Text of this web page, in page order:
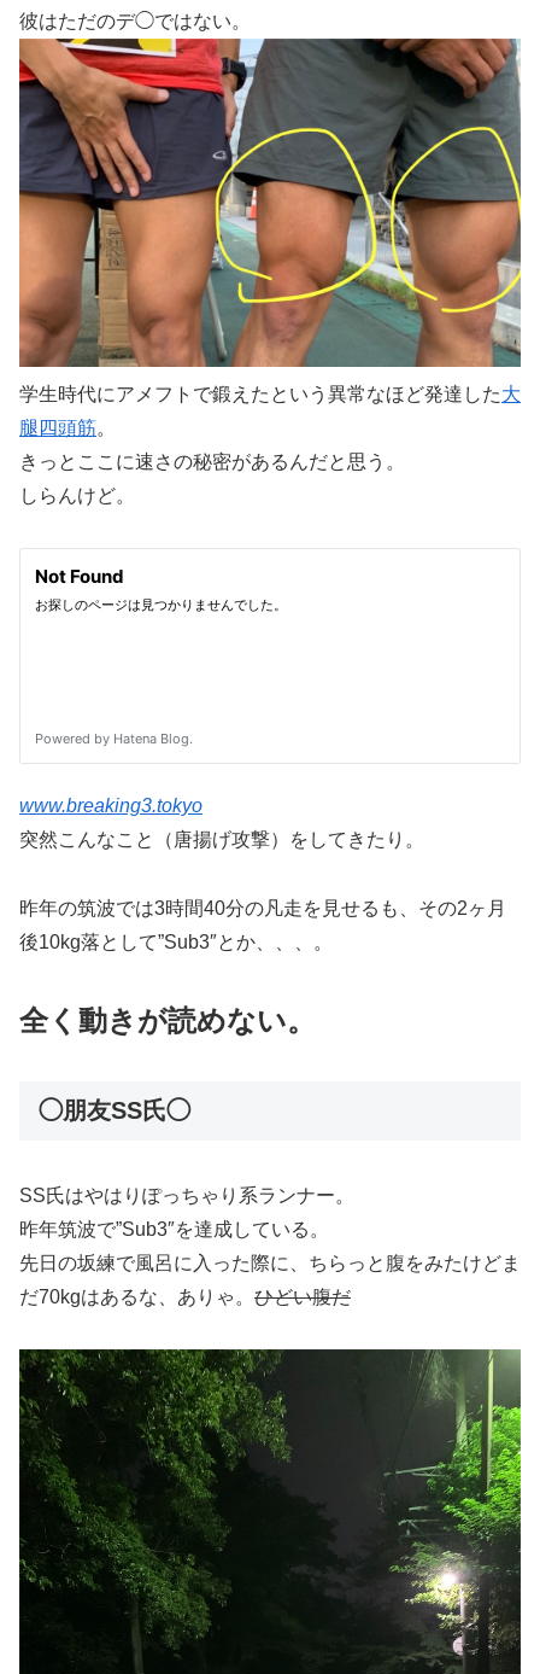
彼はただのデ◯ではない。
学生時代にアメフトで鍛えたという異常なほど発達した大
腿四頭筋。
きっとここに速さの秘密があるんだと思う。
しらんけど。
www.breaking3.tokyo
突然こんなこと（唐揚げ攻撃）をしてきたり。
昨年の筑波では3時間40分の凡走を見せるも、その2ヶ月
後10kg落として”Sub3″とか、、、。
全く動きが読めない。
◯朋友SS氏◯
SS氏はやはりぽっちゃり系ランナー。
昨年筑波で”Sub3″を達成している。
先日の坂練で風呂に入った際に、ちらっと腹をみたけどま
だ70kgはあるな、ありゃ。 ひどい腹だ